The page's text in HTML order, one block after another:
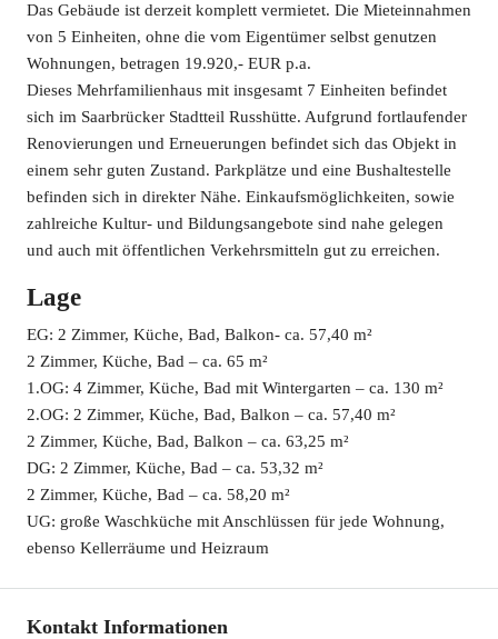
Das Gebäude ist derzeit komplett vermietet. Die Mieteinnahmen
von 5 Einheiten, ohne die vom Eigentümer selbst genutzen
Wohnungen, betragen 19.920,- EUR p.a.
Dieses Mehrfamilienhaus mit insgesamt 7 Einheiten befindet
sich im Saarbrücker Stadtteil Russhütte. Aufgrund fortlaufender
Renovierungen und Erneuerungen befindet sich das Objekt in
einem sehr guten Zustand. Parkplätze und eine Bushaltestelle
befinden sich in direkter Nähe. Einkaufsmöglichkeiten, sowie
zahlreiche Kultur- und Bildungsangebote sind nahe gelegen
und auch mit öffentlichen Verkehrsmitteln gut zu erreichen.
Lage
EG: 2 Zimmer, Küche, Bad, Balkon- ca. 57,40 m²
2 Zimmer, Küche, Bad – ca. 65 m²
1.OG: 4 Zimmer, Küche, Bad mit Wintergarten – ca. 130 m²
2.OG: 2 Zimmer, Küche, Bad, Balkon – ca. 57,40 m²
2 Zimmer, Küche, Bad, Balkon – ca. 63,25 m²
DG: 2 Zimmer, Küche, Bad – ca. 53,32 m²
2 Zimmer, Küche, Bad – ca. 58,20 m²
UG: große Waschküche mit Anschlüssen für jede Wohnung,
ebenso Kellerräume und Heizraum
Kontakt Informationen